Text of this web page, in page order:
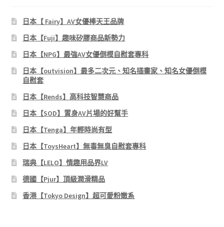
日本【 Fairy】AV女優棒天王品牌
日本【Fuji】趣味矽膠商品新勢力
日本【NPG】最強AV女優倒模自慰套專科
日本【outvision】最多二次元、知名插畫家、知名女優倒模
自慰套
日本【Rends】高科技智慧商品
日本【SOD】置身AV片場的好幫手
日本【Tenga】年輕時尚有型
日本【ToysHeart】無毒無臭自慰套專科
瑞典【LELO】情趣用品界LV
德國【Pjur】頂級潤滑精品
香港【Tokyo Design】超可愛粉嫩系